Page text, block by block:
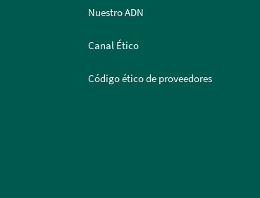
Nuestro ADN
Canal Ético
Código ético de proveedores